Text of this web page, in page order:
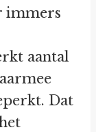
immers
aantal
Dat